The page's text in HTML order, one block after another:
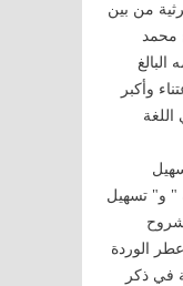
من بين
محمد
البالغ
وأكبر
" و" تسهيل
شروح
الوردة
في ذكر